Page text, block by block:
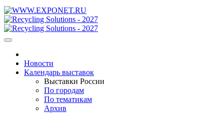
Новости
Календарь выставок
Выставки России
По городам
По тематикам
Архив